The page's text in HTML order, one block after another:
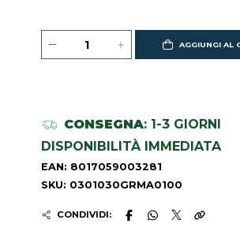
AGGIUNGI AL
CONSEGNA: 1-3 GIORNI
DISPONIBILITÀ IMMEDIATA
EAN: 8017059003281
SKU: 0301030GRMA0100
CONDIVIDI: